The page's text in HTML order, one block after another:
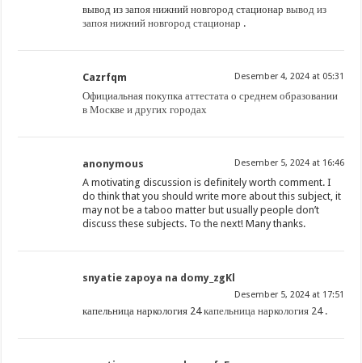
вывод из запоя нижний новгород стационарвывод из
запоя нижний новгород стационар .
Cazrfqm Desember 4, 2024 at 05:31
Официальная покупка аттестата о среднем образовании
в Москве и других городах
anonymous Desember 5, 2024 at 16:46
A motivating discussion is definitely worth comment. I
do think that you should write more about this subject, it
may not be a taboo matter but usually people don’t
discuss these subjects. To the next! Many thanks.
snyatie zapoya na domy_zgKl
Desember 5, 2024 at 17:51
капельница наркология 24капельница наркология 24.